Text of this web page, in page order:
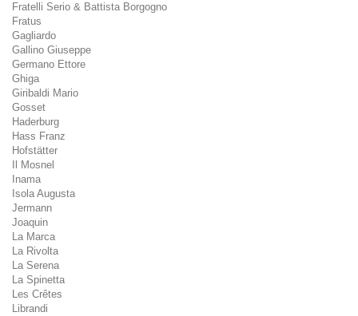
Fratelli Serio & Battista Borgogno
Fratus
Gagliardo
Gallino Giuseppe
Germano Ettore
Ghiga
Giribaldi Mario
Gosset
Haderburg
Hass Franz
Hofstätter
Il Mosnel
Inama
Isola Augusta
Jermann
Joaquin
La Marca
La Rivolta
La Serena
La Spinetta
Les Crêtes
Librandi